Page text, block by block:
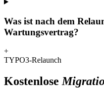
Was ist nach dem
Wartungsvertrag?
+
TYPO3-Relaunch
Kostenlose